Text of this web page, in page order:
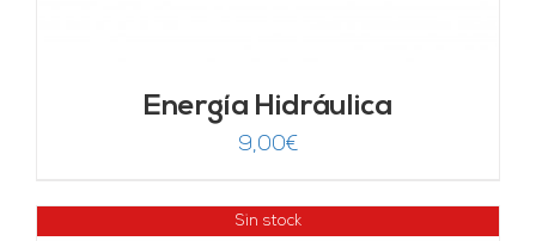
Energía Hidráulica
9,00€
Sin stock